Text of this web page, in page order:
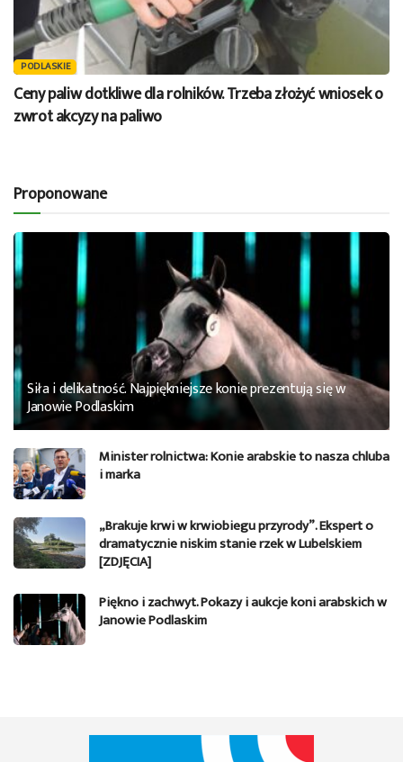
PODLASKIE
Ceny paliw dotkliwe dla rolników. Trzeba złożyć wniosek o
zwrot akcyzy na paliwo
Proponowane
Siła i delikatność. Najpiękniejsze konie prezentują się w
Janowie Podlaskim
Minister rolnictwa: Konie arabskie to nasza chluba
i marka
„Brakuje krwi w krwiobiegu przyrody”. Ekspert o
dramatycznie niskim stanie rzek w Lubelskiem
[ZDJĘCIA]
Piękno i zachwyt. Pokazy i aukcje koni arabskich w
Janowie Podlaskim